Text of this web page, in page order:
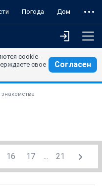
Погода Дом
cookie-
свое
Согласен
16 17 ... 21